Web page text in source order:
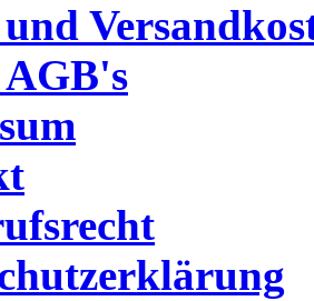
AGB's